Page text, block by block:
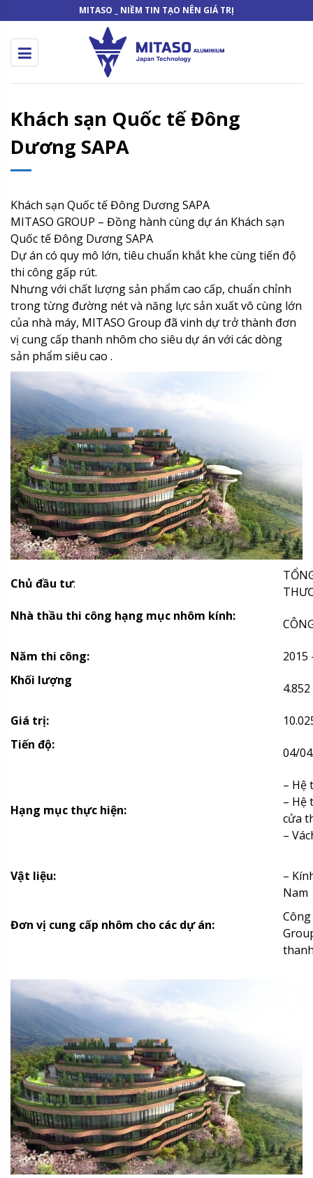
MITASO _ NIỀM TIN TẠO NÊN GIÁ TRỊ
Khách sạn Quốc tế Đông
Dương SAPA
Khách sạn Quốc tế Đông Dương SAPA
MITASO GROUP – Đồng hành cùng dự án Khách sạn
Quốc tế Đông Dương SAPA
Dự án có quy mô lớn, tiêu chuẩn khắt khe cùng tiến độ
thi công gấp rút.
Nhưng với chất lượng sản phẩm cao cấp, chuẩn chỉnh
trong từng đường nét và năng lực sản xuất vô cùng lớn
của nhà máy, MITASO Group đã vinh dự trở thành đơn
vị cung cấp thanh nhôm cho siêu dự án với các dòng
sản phẩm siêu cao .
Chủ đầu tư:
Nhà thầu thi công hạng mục nhôm kính:
Năm thi công:
2015
Khối lượng
Giá trị:
Tiến độ:
04/
Hạng mục thực hiện:
– Hệ
– Hệ
cửa
–
Vật liệu:
–
Nam
Đơn vị cung cấp nhôm cho các dự án: